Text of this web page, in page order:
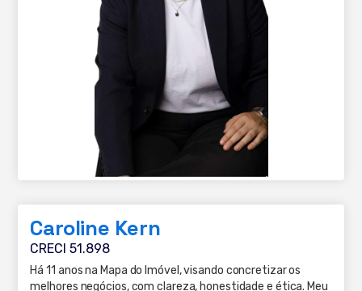
Caroline Kern
CRECI 51.898
Há 11 anos na Mapa do Imóvel, visando concretizar os
melhores negócios, com clareza, honestidade e ética. Meu